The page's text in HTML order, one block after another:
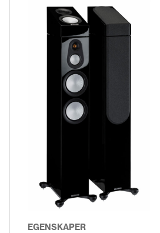
EGENSKAPER